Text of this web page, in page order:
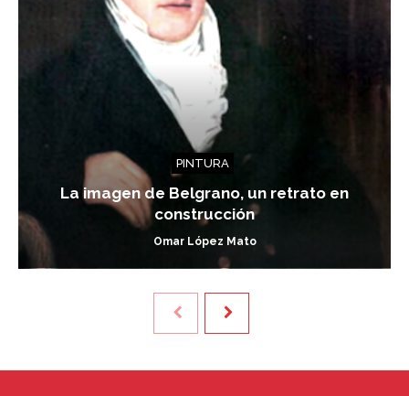
PINTURA
La imagen de Belgrano, un retrato en
construcción
Omar López Mato